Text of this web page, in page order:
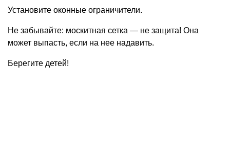
Установите оконные ограничители.
Не забывайте: москитная сетка — не защита! Она
может выпасть, если на нее надавить.
Берегите детей!